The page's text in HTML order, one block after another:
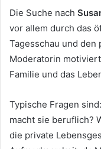
Die Suche nach
vor allem durch das
Tagesschau und
Moderatorin
Familie und das
Typische Fragen
macht sie beruflich?
die private